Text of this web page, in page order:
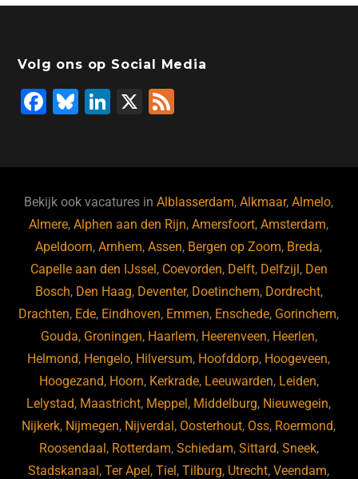
Volg ons op Social Media
F
b
o
o
k
Bl
ky
Li
dI
n
X
Bekijk ook vacatures inAlblasserdam,Alkmaar,Almelo,
Almere,Alphen aan den Rijn,Amersfoort,Amsterdam,
Apeldoorn,Arnhem,Assen, Bergen op Zoom, Breda,
Capelle aan den IJssel , Coevorden, Delft, Delfzijl , Den
Bosch, Den Haag, Deventer, Doetinchem, Dordrecht,
Drachten, Ede, Eindhoven, Emmen, Enschede, Gorinchem,
Gouda, Groningen, Haarlem, Heerenveen, Heerlen,
Helmond, Hengelo, Hilversum, Hoofddorp, Hoogeveen,
Hoogezand, Hoorn, Kerkrade, Leeuwarden, Leiden,
Lelystad, Maastricht, Meppel , Middelburg, Nieuwegein,
Nijkerk, Nijmegen, Nijverdal , Oosterhout, Oss, Roermond,
Roosendaal , Rotterdam, Schiedam, Sittard, Sneek,
Stadskanaal ,Ter Apel ,Tiel ,Tilburg, Utrecht,Veendam,